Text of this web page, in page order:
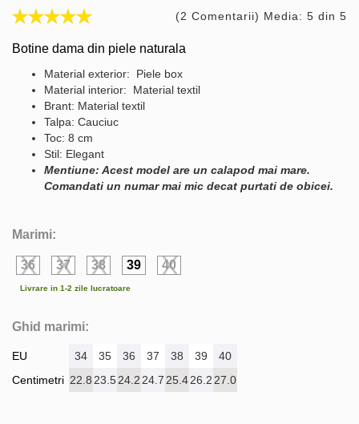
(2 Comentarii) Media: 5 din 5
Botine dama din piele naturala
Material exterior: Piele box
Material interior: Material textil
Brant: Material textil
Talpa: Cauciuc
Toc: 8 cm
Stil: Elegant
Mentiune: Acest model are un calapod mai mare.
Comandati un numar mai mic decat purtati de obicei.
Marimi:
36 37 38 39 40
Livrare in 1-2 zile lucratoare
Ghid marimi:
EU
Centimetri
34 35 36 37 38 39
40
22.8 23.524.2 24.7 25.426.2 27.0